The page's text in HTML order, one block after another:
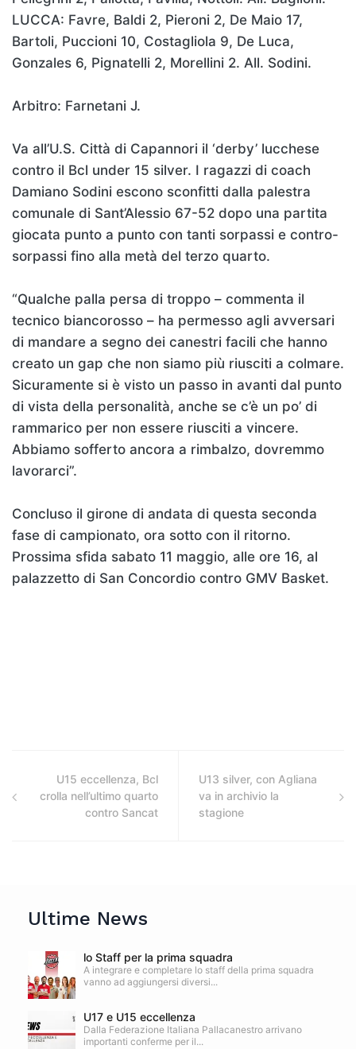
LUCCA: Favre, Baldi 2, Pieroni 2, De Maio 17,
Bartoli, Puccioni 10, Costagliola 9, De Luca,
Gonzales 6, Pignatelli 2, Morellini 2. All. Sodini.
Arbitro: Farnetani J.
Va all’U.S. Città di Capannori il ‘derby’ lucchese
contro il Bcl under 15 silver. I ragazzi di coach
Damiano Sodini escono sconfitti dalla palestra
comunale di Sant’Alessio 67-52 dopo una partita
giocata punto a punto con tanti sorpassi e contro-
sorpassi fino alla metà del terzo quarto.
“Qualche palla persa di troppo – commenta il
tecnico biancorosso – ha permesso agli avversari
di mandare a segno dei canestri facili che hanno
creato un gap che non siamo più riusciti a colmare.
Sicuramente si è visto un passo in avanti dal punto
di vista della personalità, anche se c’è un po’ di
rammarico per non essere riusciti a vincere.
Abbiamo sofferto ancora a rimbalzo, dovremmo
lavorarci”.
Concluso il girone di andata di questa seconda
fase di campionato, ora sotto con il ritorno.
Prossima sfida sabato 11 maggio, alle ore 16, al
palazzetto di San Concordio contro GMV Basket.
U15 eccellenza, Bcl
crolla nell’ultimo quarto
contro Sancat
U13 silver, con Agliana
va in archivio la
stagione
Ultime News
lo Staff per la prima squadra
A integrare e completare lo staff della prima squadra
vanno ad aggiungersi diversi...
U17 e U15 eccellenza
Dalla Federazione Italiana Pallacanestro arrivano
importanti conferme per il...